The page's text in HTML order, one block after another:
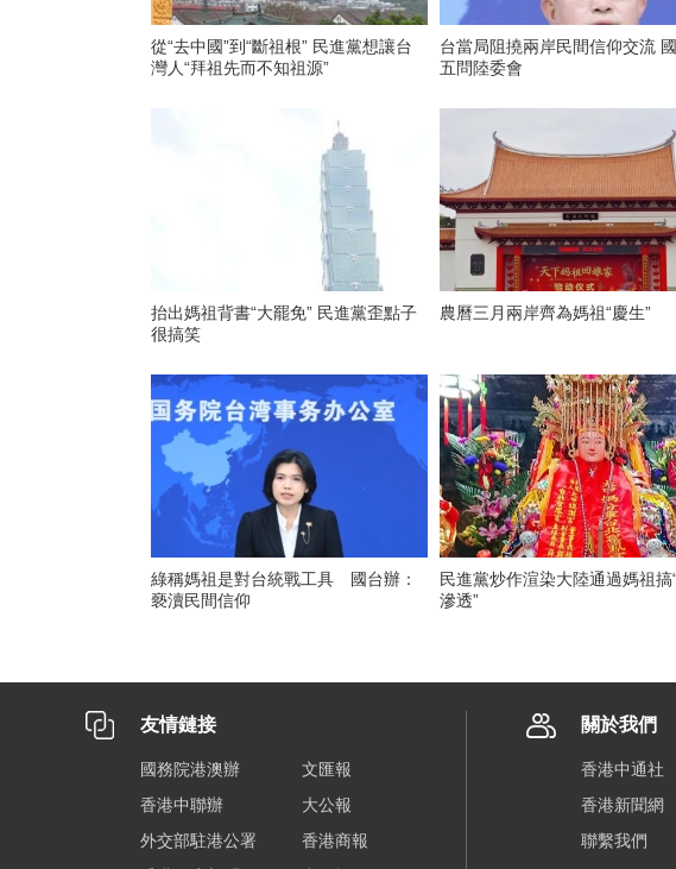
從“去中國”到“斷祖根” 民進黨想讓台
灣人“拜祖先而不知祖源”
台當局阻撓兩岸民間信仰交流
五問陸委會
抬出媽祖背書“大罷免” 民進黨歪點子
很搞笑
農曆三月兩岸齊為媽祖“慶生”
綠稱媽祖是對台統戰工具 國台辦：
褻瀆民間信仰
民進黨炒作渲染大陸通過媽祖搞
滲透”
友情鏈接
國務院港澳辦
文匯報
香港中聯辦
大公報
外交部駐港公署
香港商報
關於我們
香港中通社
香港新聞網
聯繫我們